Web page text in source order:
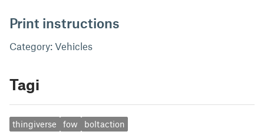
Print instructions
Category: Vehicles
Tagi
thingiverse fow boltaction